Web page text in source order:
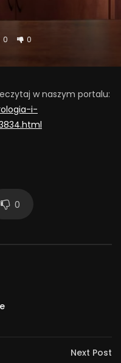
0 0
w naszym portalu:
i-
0
Next Post